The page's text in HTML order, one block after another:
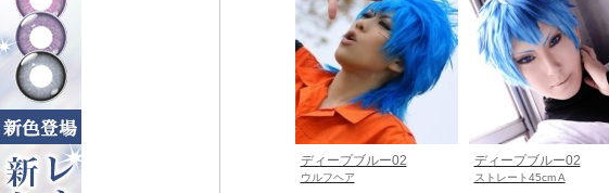
ディープブルー02
ウルフヘア
ディープブルー02
ストレート45cm A